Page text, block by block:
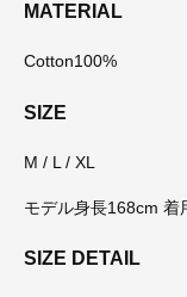
MATERIAL
Cotton100%
SIZE
M / L / XL
モデル身長168cm 着
SIZE DETAIL